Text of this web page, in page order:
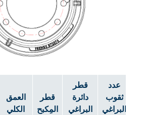
العمق
الكلي
قطر
المِكبح
قطر
دائرة
البراغي
عدد
ثقوب
البراغي